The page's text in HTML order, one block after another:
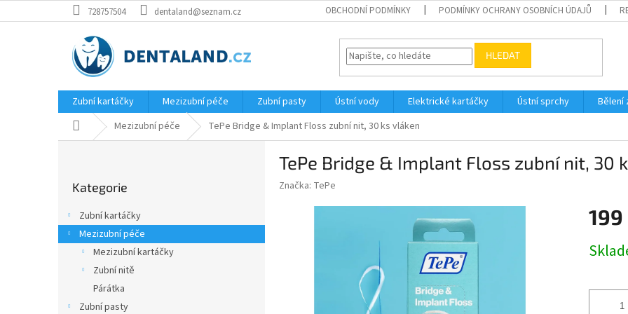
na
728757504 dentaland@seznam.cz OBCHODNÍ PODMÍNKY PODMÍNKY OCHRANY OSOBNÍCH ÚDAJŮ
HLEDAT
Zubní kartáčky Mezizubní péče Zubní pasty Ústní vody Elektrické kartáčky Ústní sprchy Bělení
Domů Mezizubní péče TePe Bridge & Implant Floss zubní nit, 30 ks vláken
a
n
kategorie
Kategorie
Zubní kartáčky
Mezizubní péče
Mezizubní kartáčky
Zubní nitě
Párátka
Zubní pasty
TePe Bridge & Implant Floss zubní nit, 30
Značka: TePe
199
cena: